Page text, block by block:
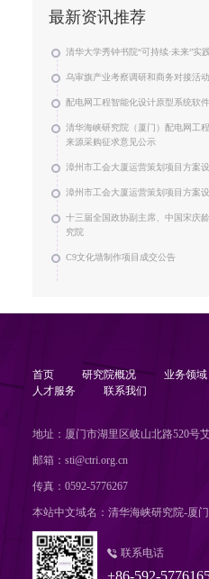
最新资讯推荐
清华大学秀钟书院“可持续·未来”实
乌审旗产业考察调研和商务对接活
配电网工程智能化设计原型系统软
清华海峡研究院（厦门）配电网工
来源采购征求意见公示
漳州市工会大厦运营策划项目方案
漳州市工会大厦运营策划项目方案
十三届全国政协副主席、中国宋庆
究院
C9文化墙制作项目成交公告
首页 研究院概况 业务领域
人才服务
联系我们
地址：厦门市湖里区岐山北路520号
邮箱：sti@ctri.org.cn
传真：0592-5776267
本站中文域名：清华海峡研究院-厦
联系电话